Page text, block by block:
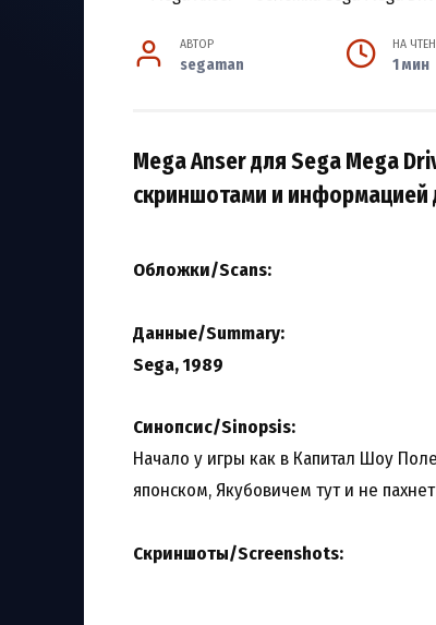
АВТОР
segaman
НА
1 мин
Mega Anser для Sega Mega
скриншотами и информацией
Обложки/Scans:
Данные/Summary:
Sega, 1989
Синопсис/Sinopsis:
Начало у игры как в Капитал Шоу
японском, Якубовичем тут и не
Скриншоты/Screenshots: